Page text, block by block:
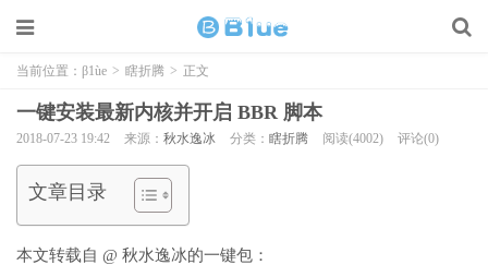
当前位置： β1ùe > 瞎折腾 > 正文
一键安装最新内核并开启 BBR 脚本
2018-07-23 19:42 来源： 秋水逸冰 分类： 瞎折腾 阅读(4002) 评论(0)
文章目录
本文转载自 @ 秋水逸冰的一键包：